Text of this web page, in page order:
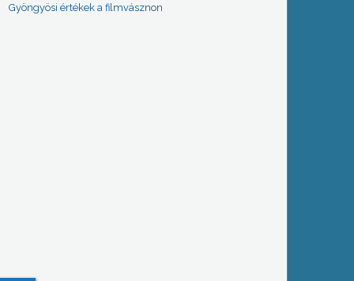
Gyöngyösi értékek a filmvásznon